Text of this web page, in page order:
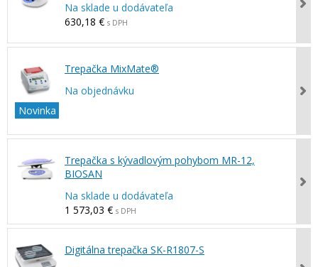
Na sklade u dodávateľa
630,18 € s DPH
Novinka
Trepačka MixMate®
Na objednávku
Trepačka s kývadlovým pohybom MR-12,
BIOSAN
Na sklade u dodávateľa
1 573,03 € s DPH
Digitálna trepačka SK-R1807-S